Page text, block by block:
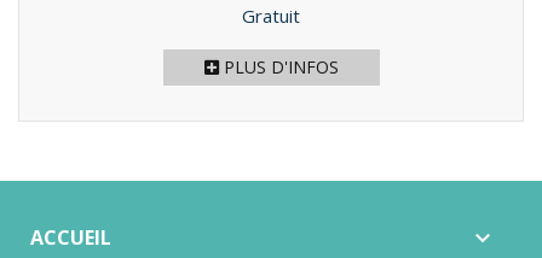
Prix
Gratuit
PLUS D'INFOS
ACCUEIL 